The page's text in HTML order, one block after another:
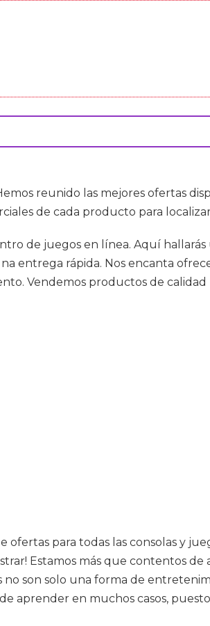
reunido las mejores ofertas
de cada producto para
de juegos en línea. Aquí
entrega rápida. Nos encanta
Vendemos productos de
para todas las consolas y
Estamos más que contentos
son solo una forma de
aprender en muchos casos,